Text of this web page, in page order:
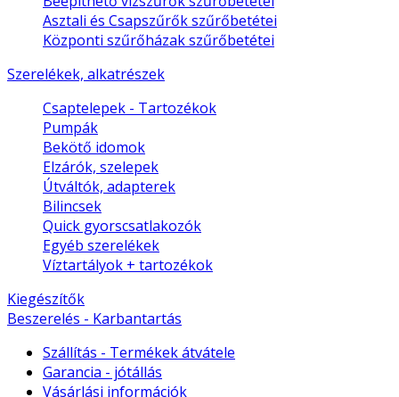
Asztali és Csapszűrők szűrőbetétei
Központi szűrőházak szűrőbetétei
Szerelékek, alkatrészek
Csaptelepek - Tartozékok
Pumpák
Bekötő idomok
Elzárók, szelepek
Útváltók, adapterek
Bilincsek
Quick gyorscsatlakozók
Egyéb szerelékek
Víztartályok + tartozékok
Kiegészítők
Beszerelés - Karbantartás
Szállítás - Termékek átvátele
Garancia - jótállás
Vásárlási információk